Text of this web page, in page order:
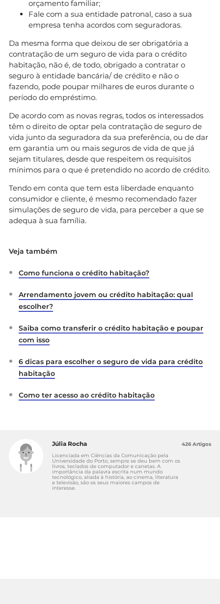
orçamento familiar;
Fale com a sua entidade patronal, caso a sua
empresa tenha acordos com seguradoras.
Da mesma forma que deixou de ser obrigatória a
contratação de um seguro de vida para o crédito
habitação, não é, de todo, obrigado a contratar o
seguro à entidade bancária/ de crédito e não o
fazendo, pode poupar milhares de euros durante o
período do empréstimo.
De acordo com as novas regras, todos os interessados
têm o direito de optar pela contratação de seguro de
vida junto da seguradora da sua preferência, ou de dar
em garantia um ou mais seguros de vida de que já
sejam titulares, desde que respeitem os requisitos
mínimos para o que é pretendido no acordo de crédito.
Tendo em conta que tem esta liberdade enquanto
consumidor e cliente, é mesmo recomendado fazer
simulações de seguro de vida, para perceber a que se
adequa à sua família.
Veja também
Como funciona o crédito habitação?
Arrendamento jovem ou crédito habitação: qual
escolher?
Saiba como transferir o crédito habitação e poupar
com isso
6 dicas para escolher o seguro de vida para crédito
habitação
Como ter acesso ao crédito habitação
Júlia Rocha
Licenciada em Ciências da Comunicação pela
Universidade do Porto, sempre se deu bem com os
livros, teclados de computador e canetas. A
importância da palavra escrita num mundo
tecnológico, aliada à história, ao cinema, literatura
e televisão, são os seus maiores campos de
interesse.
426 Artigos